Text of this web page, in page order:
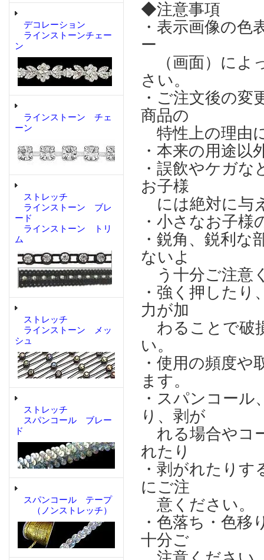
デコレーション
ラインストーンチェー
ン
ラインストーン チェ
ーン
ストレッチ
ラインストーン ブレ
ード
ラインストーン トリ
ム
ストレッチ
ラインストーン メッ
シュ
ストレッチ
スパンコール ブレー
ド
スパンコール テープ
（ノンストレッチ）
◆注意事項
・表示画像の
ー
（画面）によ
さい。
・ご注文後の
商品の
特性上の理由
・本来の用途
・誤飲やケガ
お子様
には絶対に与
・小さなお子
・鋭角、鋭利
ないよ
う十分ご注意
・強く押した
力が加
わることで破
い。
・使用の頻度
ます。
・スパンコー
り、剥が
れる場合やコ
れたり
・剥がれたり
にご注
意ください。
・色落ち・色
十分ご